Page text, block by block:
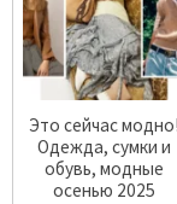
Это сейчас модно!
Одежда, сумки и
обувь, модные
осенью 2025